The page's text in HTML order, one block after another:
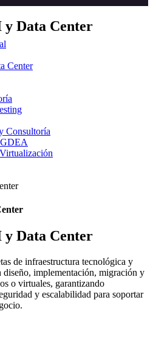
Data Center
Center
Consultoría
Data Center
de infraestructura tecnológica y
diseño, implementación, migración y
o virtuales, garantizando
y escalabilidad para soportar